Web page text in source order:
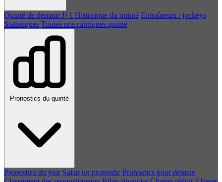
Quinté de demain J+1 Historique du quinté Entraîneurs / jockeys
Statistiques Toutes nos rubriques quinté
Pronostics du quinté
Pronostics du jour Saisir un pronostic Pronostics pour demain